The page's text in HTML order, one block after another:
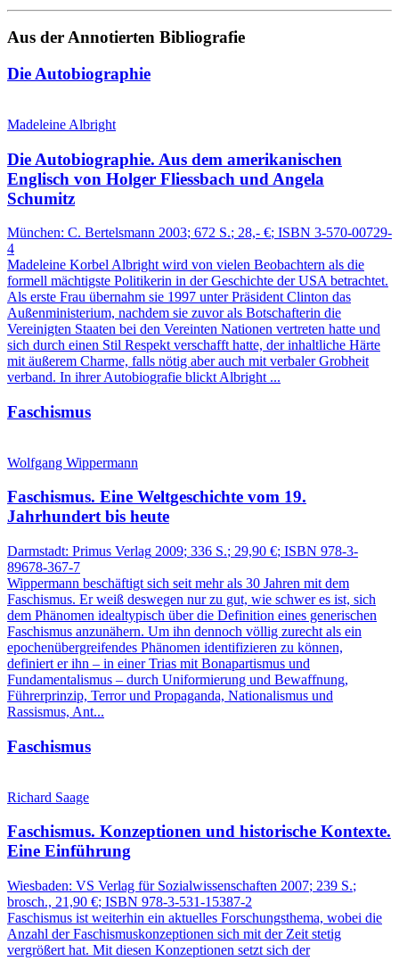
Aus der Annotierten Bibliografie
Die Autobiographie
Madeleine Albright
Die Autobiographie. Aus dem amerikanischen
Englisch von Holger Fliessbach und Angela
Schumitz
München: C. Bertelsmann 2003; 672 S.; 28,- €; ISBN 3-570-00729-
4
Madeleine Korbel Albright wird von vielen Beobachtern als die
formell mächtigste Politikerin in der Geschichte der USA betrachtet.
Als erste Frau übernahm sie 1997 unter Präsident Clinton das
Außenministerium, nachdem sie zuvor als Botschafterin die
Vereinigten Staaten bei den Vereinten Nationen vertreten hatte und
sich durch einen Stil Respekt verschafft hatte, der inhaltliche Härte
mit äußerem Charme, falls nötig aber auch mit verbaler Grobheit
verband. In ihrer Autobiografie blickt Albright ...
Faschismus
Wolfgang Wippermann
Faschismus. Eine Weltgeschichte vom 19.
Jahrhundert bis heute
Darmstadt: Primus Verlag 2009; 336 S.; 29,90 €; ISBN 978-3-
89678-367-7
Wippermann beschäftigt sich seit mehr als 30 Jahren mit dem
Faschismus. Er weiß deswegen nur zu gut, wie schwer es ist, sich
dem Phänomen idealtypisch über die Definition eines generischen
Faschismus anzunähern. Um ihn dennoch völlig zurecht als ein
epochenübergreifendes Phänomen identifizieren zu können,
definiert er ihn – in einer Trias mit Bonapartismus und
Fundamentalismus – durch Uniformierung und Bewaffnung,
Führerprinzip, Terror und Propaganda, Nationalismus und
Rassismus, Ant...
Faschismus
Richard Saage
Faschismus. Konzeptionen und historische Kontexte.
Eine Einführung
Wiesbaden: VS Verlag für Sozialwissenschaften 2007; 239 S.;
brosch., 21,90 €; ISBN 978-3-531-15387-2
Faschismus ist weiterhin ein aktuelles Forschungsthema, wobei die
Anzahl der Faschismuskonzeptionen sich mit der Zeit stetig
vergrößert hat. Mit diesen Konzeptionen setzt sich der